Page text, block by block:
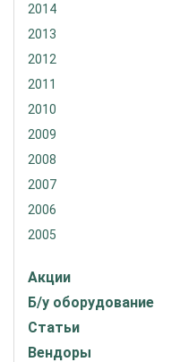
2014
2013
2012
2011
2010
2009
2008
2007
2006
2005
Акции
Б/у оборудование
Статьи
Вендоры